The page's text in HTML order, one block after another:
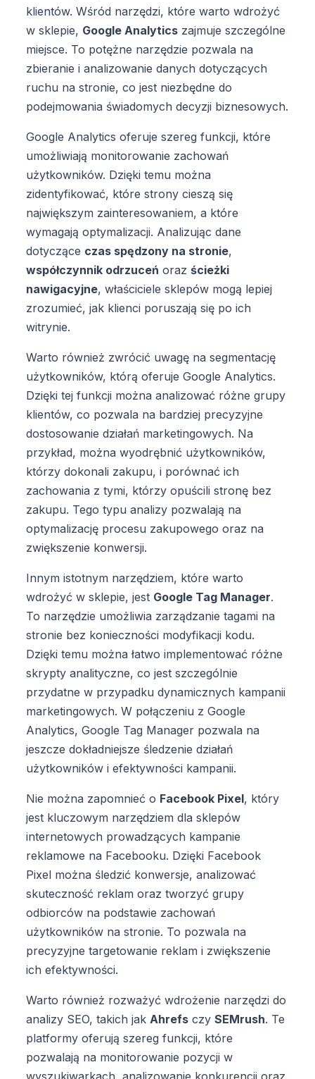
klientów. Wśród narzędzi, które warto wdrożyć
w sklepie, Google Analytics zajmuje szczególne
miejsce. To potężne narzędzie pozwala na
zbieranie i analizowanie danych dotyczących
ruchu na stronie, co jest niezbędne do
podejmowania świadomych decyzji biznesowych.
Google Analytics oferuje szereg funkcji, które
umożliwiają monitorowanie zachowań
użytkowników. Dzięki temu można
zidentyfikować, które strony cieszą się
największym zainteresowaniem, a które
wymagają optymalizacji. Analizując dane
dotyczące czas spędzony na stronie,
współczynnik odrzuceń orazścieżki
nawigacyjne, właściciele sklepów mogą lepiej
zrozumieć, jak klienci poruszają się po ich
witrynie.
Warto również zwrócić uwagę na segmentację
użytkowników, którą oferuje Google Analytics.
Dzięki tej funkcji można analizować różne grupy
klientów, co pozwala na bardziej precyzyjne
dostosowanie działań marketingowych. Na
przykład, można wyodrębnić użytkowników,
którzy dokonali zakupu, i porównać ich
zachowania z tymi, którzy opuścili stronę bez
zakupu. Tego typu analizy pozwalają na
optymalizację procesu zakupowego oraz na
zwiększenie konwersji.
Innym istotnym narzędziem, które warto
wdrożyć w sklepie, jest Google Tag Manager.
To narzędzie umożliwia zarządzanie tagami na
stronie bez konieczności modyfikacji kodu.
Dzięki temu można łatwo implementować różne
skrypty analityczne, co jest szczególnie
przydatne w przypadku dynamicznych kampanii
marketingowych. W połączeniu z Google
Analytics, Google Tag Manager pozwala na
jeszcze dokładniejsze śledzenie działań
użytkowników i efektywności kampanii.
Nie można zapomnieć o Facebook Pixel, który
jest kluczowym narzędziem dla sklepów
internetowych prowadzących kampanie
reklamowe na Facebooku. Dzięki Facebook
Pixel można śledzić konwersje, analizować
skuteczność reklam oraz tworzyć grupy
odbiorców na podstawie zachowań
użytkowników na stronie. To pozwala na
precyzyjne targetowanie reklam i zwiększenie
ich efektywności.
Warto również rozważyć wdrożenie narzędzi do
analizy SEO, takich jak Ahrefs czySEMrush. Te
platformy oferują szereg funkcji, które
pozwalają na monitorowanie pozycji w
wyszukiwarkach, analizowanie konkurencji oraz